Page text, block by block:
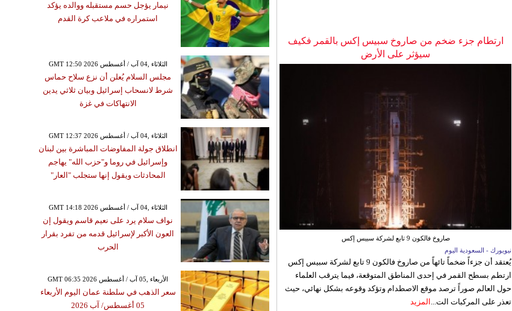
ارتطام جزء ضخم من صاروخ سبيس إكس بالقمر فكيف
سيؤثر على الأرض
صاروخ فالكون 9 تابع لشركة سبيس إكس
نيويورك - السعودية اليوم
يُعتقد أن جزءاً ضخماً تائهاً من صاروخ فالكون 9 تابع لشركة سبيس إكس
ارتطم بسطح القمر في إحدى المناطق المتوقعة، فيما يترقب العلماء
حول العالم صوراً ترصد موقع الاصطدام وتؤكد وقوعه بشكل نهائي، حيث
تعذر على المركبات الت... المزيد
نيمار يؤجل حسم مستقبله ووالده يؤكد
استمراره في ملاعب كرة القدم
GMT 12:50 2026 الثلاثاء ,04 آب / أغسطس
مجلس السلام يُعلن أن نزع سلاح حماس
شرط لانسحاب إسرائيل وبيان ثلاثي يدين
الانتهاكات في غزة
GMT 12:37 2026 الثلاثاء ,04 آب / أغسطس
انطلاق جولة المفاوضات المباشرة بين لبنان
وإسرائيل في روما و"حزب الله" يهاجم
المحادثات ويقول إنها ستجلب "العار"
GMT 14:18 2026 الثلاثاء ,04 آب / أغسطس
نواف سلام يرد على نعيم قاسم ويقول إن
العون الأكبر لإسرائيل قدمه من تفرد بقرار
الحرب
GMT 06:35 2026 الأربعاء ,05 آب / أغسطس
سعر الذهب في سلطنة عمان اليوم الأربعاء
05 أغسطس/ آب 2026